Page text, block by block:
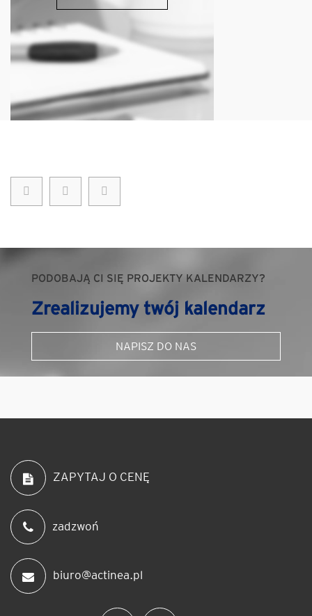
PODOBAJĄ CI SIĘ PROJEKTY KALENDARZY?
Zrealizujemy twój kalendarz
NAPISZ DO NAS
ZAPYTAJ O CENĘ
zadzwoń
biuro@actinea.pl